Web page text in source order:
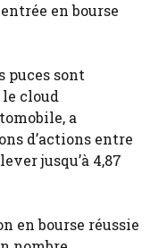
en bourse
puces sont
cloud
a
d’actions entre
jusqu’à 4,87
en bourse réussie